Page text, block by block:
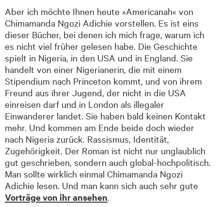
Aber ich möchte Ihnen heute »Americanah« von
Chimamanda Ngozi Adichie vorstellen. Es ist eins
dieser Bücher, bei denen ich mich frage, warum ich
es nicht viel früher gelesen habe. Die Geschichte
spielt in Nigeria, in den USA und in England. Sie
handelt von einer Nigerianerin, die mit einem
Stipendium nach Princeton kommt, und von ihrem
Freund aus ihrer Jugend, der nicht in die USA
einreisen darf und in London als illegaler
Einwanderer landet. Sie haben bald keinen Kontakt
mehr. Und kommen am Ende beide doch wieder
nach Nigeria zurück. Rassismus, Identität,
Zugehörigkeit. Der Roman ist nicht nur unglaublich
gut geschrieben, sondern auch global-hochpolitisch.
Man sollte wirklich einmal Chimamanda Ngozi
Adichie lesen. Und man kann sich auch sehr gute
Vorträge von ihr ansehen.